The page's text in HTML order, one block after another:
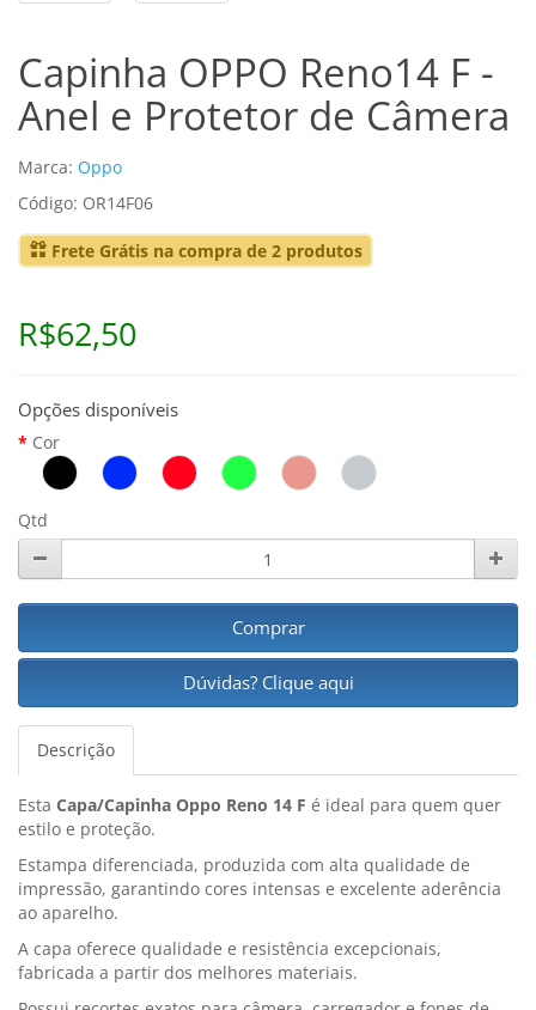
Capinha OPPO Reno14 F -
Anel e Protetor de Câmera
Marca: Oppo
Código: OR14F06
Frete Grátis na compra de 2 produtos
R$62,50
Opções disponíveis
Cor
Qtd
Comprar
Dúvidas? Clique aqui
Descrição
Esta Capa/Capinha Oppo Reno 14 F é ideal para quem quer
estilo e proteção.
Estampa diferenciada, produzida com alta qualidade de
impressão, garantindo cores intensas e excelente aderência
ao aparelho.
A capa oferece qualidade e resistência excepcionais,
fabricada a partir dos melhores materiais.